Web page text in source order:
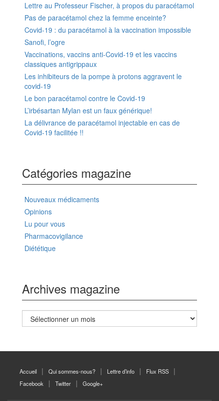
Lettre au Professeur Fischer, à propos du paracétamol
Pas de paracétamol chez la femme enceinte?
Covid-19 : du paracétamol à la vaccination impossible
Sanofi, l’ogre
Vaccinations, vaccins anti-Covid-19 et les vaccins
classiques antigrippaux
Les inhibiteurs de la pompe à protons aggravent le
covid-19
Le bon paracétamol contre le Covid-19
L’irbésartan Mylan est un faux générique!
La délivrance de paracétamol injectable en cas de
Covid-19 facilitée !!
Catégories magazine
Nouveaux médicaments
Opinions
Lu pour vous
Pharmacovigilance
Diététique
Archives magazine
Archives
magazine
Accueil Qui sommes-nous? Lettre d’info
Flux RSS
Facebook
Twitter Google+